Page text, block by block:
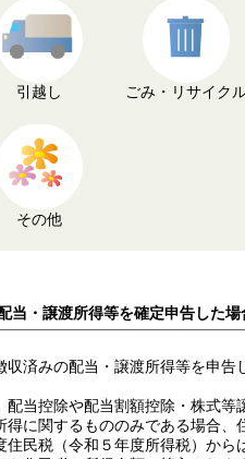
引越し ごみ・リサイク
その他
当・譲渡所得等を確定申告した
済みの配当・譲渡所得等を申
当控除や配当割額控除・株式等
に関するもののみである場合、
民税（令和５年度所得税）か